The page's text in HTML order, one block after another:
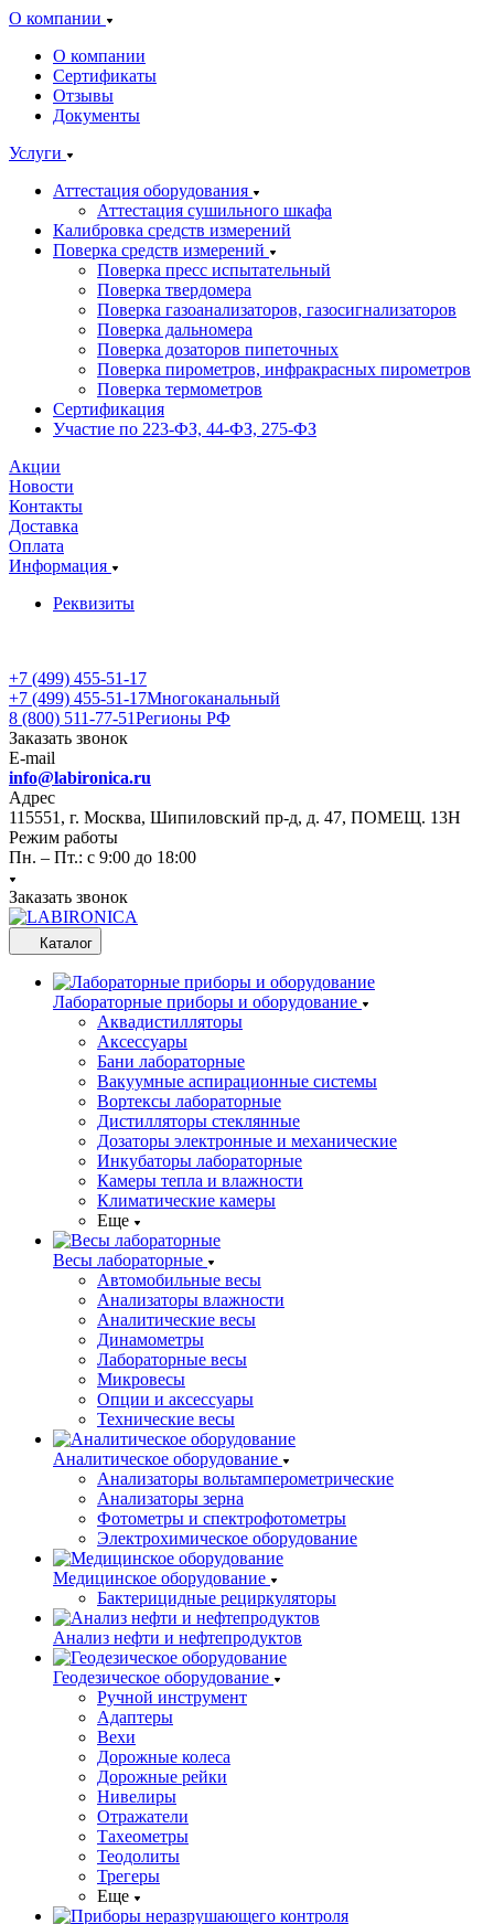
О компании
О компании
Сертификаты
Отзывы
Документы
Услуги
Аттестация оборудования
Аттестация сушильного шкафа
Калибровка средств измерений
Поверка средств измерений
Поверка пресс испытательный
Поверка твердомера
Поверка газоанализаторов, газосигнализаторов
Поверка дальномера
Поверка дозаторов пипеточных
Поверка пирометров, инфракрасных пирометров
Поверка термометров
Сертификация
Участие по 223-ФЗ, 44-ФЗ, 275-ФЗ
Акции
Новости
Контакты
Доставка
Оплата
Информация
Реквизиты
+7 (499) 455-51-17
+7 (499) 455-51-17Многоканальный
8 (800) 511-77-51Регионы РФ
Заказать звонок
E-mail
info@labironica.ru
Адрес
115551, г. Москва, Шипиловский пр-д, д. 47, ПОМЕЩ. 13Н
Режим работы
Пн. – Пт.: с 9:00 до 18:00
Заказать звонок
Каталог
Лабораторные приборы и оборудование
Аквадистилляторы
Аксессуары
Бани лабораторные
Вакуумные аспирационные системы
Вортексы лабораторные
Дистилляторы стеклянные
Дозаторы электронные и механические
Инкубаторы лабораторные
Камеры тепла и влажности
Климатические камеры
Еще
Весы лабораторные
Автомобильные весы
Анализаторы влажности
Аналитические весы
Динамометры
Лабораторные весы
Микровесы
Опции и аксессуары
Технические весы
Аналитическое оборудование
Анализаторы вольтамперометрические
Анализаторы зерна
Фотометры и спектрофотометры
Электрохимическое оборудование
Медицинское оборудование
Бактерицидные рециркуляторы
Анализ нефти и нефтепродуктов
Геодезическое оборудование
Ручной инструмент
Адаптеры
Вехи
Дорожные колеса
Дорожные рейки
Нивелиры
Отражатели
Тахеометры
Теодолиты
Трегеры
Еще